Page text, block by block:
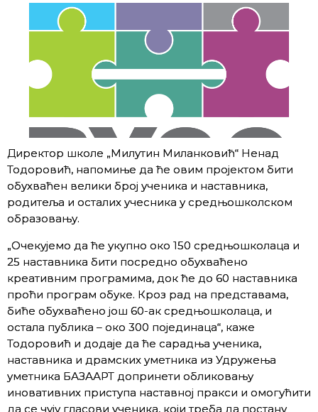
Директор школе „Милутин Миланковић“ Ненад
Тодоровић, напомиње да ће овим пројектом бити
обухваћен велики број ученика и наставника,
родитеља и осталих учесника у средњошколском
образовању.
„Очекујемо да ће укупно око 150 средњошколаца и
25 наставника бити посредно обухваћено
креативним програмима, док ће до 60 наставника
проћи програм обуке. Кроз рад на представама,
биће обухваћено још 60-ак средњошколаца, и
остала публика – око 300 појединаца“, каже
Тодоровић и додаје да ће сарадња ученика,
наставника и драмских уметника из Удружења
уметника БАЗААРТ допринети обликовању
иновативних приступа наставној пракси и омогућити
да се чују гласови ученика, који треба да постану